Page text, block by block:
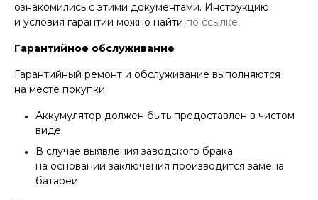
ознакомились с этими документами. Инструкцию
и условия гарантии можно найти по ссылке.
Гарантийное обслуживание
Гарантийный ремонт и обслуживание выполняются
на месте покупки
Аккумулятор должен быть предоставлен в чистом
виде.
В случае выявления заводского брака
на основании заключения производится замена
батареи.